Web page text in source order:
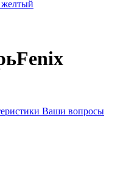
Fenix
Ваши вопросы